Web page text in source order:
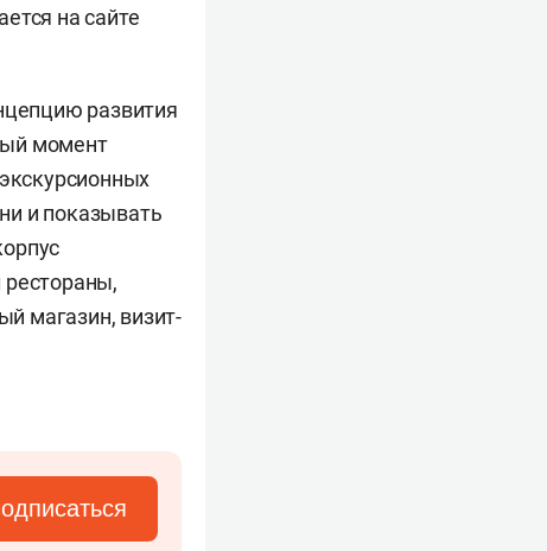
на сайте
развития
момент
и показывать
магазин, визит-